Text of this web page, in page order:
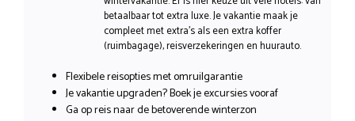
betaalbaar tot extra luxe. Je vakantie maak je
compleet met extra’s als een extra koffer
(ruimbagage), reisverzekeringen en huurauto.
Flexibele reisopties met omruilgarantie
Je vakantie upgraden? Boek je excursies vooraf
Ga op reis naar de betoverende winterzon